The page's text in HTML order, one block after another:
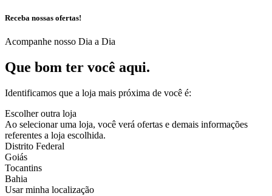
Receba nossas ofertas!
Acompanhe nosso Dia a Dia
Que bom ter você aqui.
Identificamos que a loja mais próxima de você é:
Escolher outra loja
Ao selecionar uma loja, você verá ofertas e demais informações
referentes a loja escolhida.
Distrito Federal
Goiás
Tocantins
Bahia
Usar minha localização